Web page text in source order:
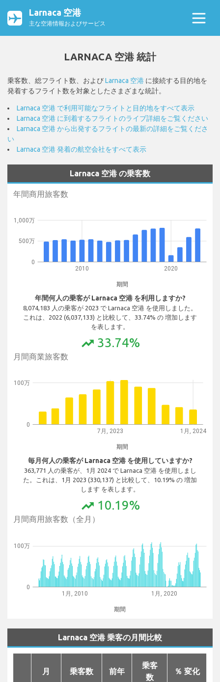
Larnaca 空港
主な空港情報およびサービス
LARNACA 空港 統計
乗客数、総フライト数、およびLarnaca 空港 に接続する目的地を
発着するフライト数を対象としたさまざまな統計。
Larnaca 空港 で利用可能なフライトと目的地をすべて表示
Larnaca 空港 に到着するフライトのライブ詳細をご覧ください
Larnaca 空港 から出発するフライトの最新の詳細をご覧くださ
い
Larnaca 空港 発着の航空会社をすべて表示
Larnaca 空港 の乗客数
年間商用旅客数
2010 2020
期間
0
500万
1,000万
年間何人の乗客が Larnaca 空港 を利用しますか?
8,074,183 人の乗客が 2023 で Larnaca 空港 を使用しました。
これは、2022 (6,037,133) と比較して、33.74% の 増加します
を表します。
trending_up 33.74%
月間商業旅客数
7月, 2023 1月, 2024
期間
0
100万
毎月何人の乗客が Larnaca 空港 を使用していますか?
363,771 人の乗客が、1月 2024 で Larnaca 空港 を使用しまし
た。これは、1月 2023 (330,137) と比較して、10.19% の 増加
します を表します。
trending_up 10.19%
月間商用旅客数（全月）
1月, 2010 1月, 2020
期間
0
100万
Larnaca 空港 乗客の月間比較
月 乗客数 前年
乗客
数
％ 変化